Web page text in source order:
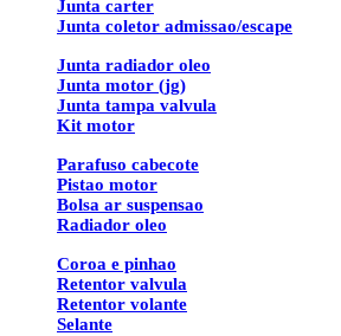
Junta carter
Junta coletor admissao/escape
Junta radiador oleo
Junta motor (jg)
Junta tampa valvula
Kit motor
Parafuso cabecote
Pistao motor
Bolsa ar suspensao
Radiador oleo
Coroa e pinhao
Retentor valvula
Retentor volante
Selante